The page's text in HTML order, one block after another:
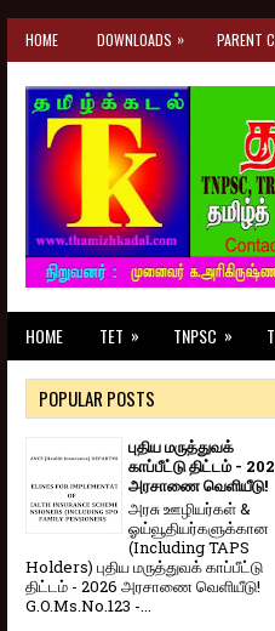
HOME DOWNLOADS » PARENT
HOME TET » TNPSC »
POPULAR POSTS
புதிய மருத்துவக்
காப்பீட்டு திட்டம் -
அரசாணை வெளியீடு!
அரசு ஊழியர்கள் &
ஓய்வூதியர்களுக்கான
(Including TAPS
Holders) புதிய மருத்துவக் காப்பீட்டு
திட்டம் - 2026 அரசாணை வெளியீடு!
G.O.Ms.No.123 -...